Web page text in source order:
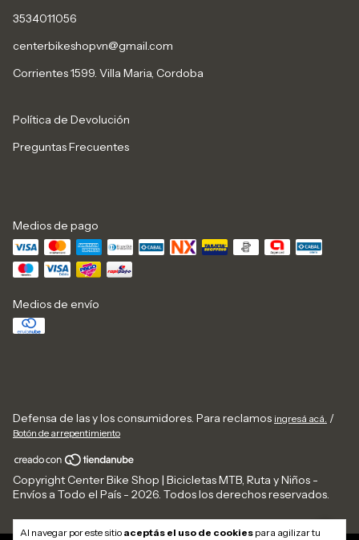
Al navegar por este sitio aceptás el uso de cookies para agilizar tu
3534011056
centerbikeshopvn@gmail.com
Corrientes 1599. Villa Maria, Cordoba
Política de Devolución
Preguntas Frecuentes
Medios de pago
Medios de envío
Defensa de las y los consumidores. Para reclamos ingresá acá. /
Botón de arrepentimiento
Copyright Center Bike Shop | Bicicletas MTB, Ruta y Niños -
Envíos a Todo el País - 2026. Todos los derechos reservados.